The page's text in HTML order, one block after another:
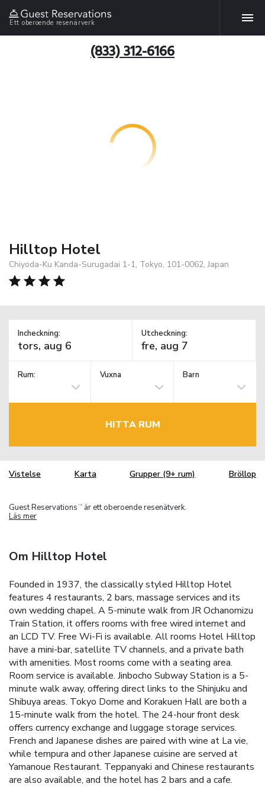
Ett oberoende resenärverk
(833) 312-6166
Hilltop Hotel
Chiyoda-Ku Kanda-Surugadai 1-1, Tokyo, 101-0062, Japan
Incheckning: Utcheckning:
Rum: Vuxna Barn
HITTA RUM
Vistelse Karta Grupper (9+ rum) Bröllop
Guest Reservations TM
är ett oberoende resenätverk.
Läs mer
Om Hilltop Hotel
Founded in 1937, the classically styled Hilltop Hotel
features 4 restaurants, 2 bars, massage services and its
own wedding chapel. A 5-minute walk from JR Ochanomizu
Train Station, it offers rooms with free wired internet and
an LCD TV. Free Wi-Fi is available. All rooms Hotel Hilltop
have a mini-bar, satellite TV channels, and a private bath
with amenities. Most rooms come with a seating area.
Room service is available. Jinbocho Subway Station is a 5-
minute walk away, offering direct links to the Shinjuku and
Shibuya areas. Tokyo Dome and Korakuen Hall are both a
15-minute walk from the hotel. The 24-hour front desk
offers currency exchange and luggage storage services.
French and Japanese dishes are paired with wine at La vie,
while tempura and other Japanese cuisine are served at
Yamanoue Restaurant. Teppanyaki and Chinese restaurants
are also available, and the hotel has 2 bars and a cafe.